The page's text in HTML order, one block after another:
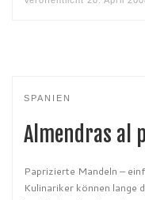
SPANIEN
Almendras al
Paprizierte Mandeln –
Kulinariker können lange